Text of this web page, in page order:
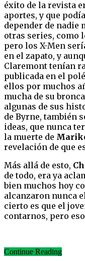
éxito de la revista
aportes, y que
depender de nadie
otras series, como
pero los X-Men
en el zapato, y
Claremont tenían
publicada en el
ellos por muchos
mucha de su
algunas de sus
de Byrne, también
ideas, que nunca
la muerte de
revelación de que
Más allá de esto,
de todo, era ya
bien muchos hoy
alcanzaron nunca
cierto es que el
contarnos, pero
Continue Reading